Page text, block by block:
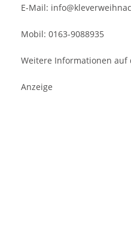
E-Mail:
Mobil: 0163-9088935
Weitere Informationen auf
Anzeige